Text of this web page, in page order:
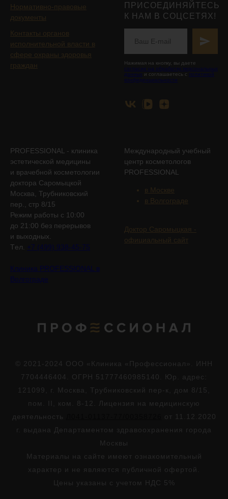
Нормативно-правовые
документы
Контакты органов
исполнительной власти в
сфере охраны здоровья
граждан
ПРИСОЕДИНЯЙТЕСЬ
К НАМ В СОЦСЕТЯХ!
Нажимая на кнопку, вы даете
согласие на обработку персональных
данных и соглашаетесь с политикой
конфиденциальности
PROFESSIONAL - клиника
эстетической медицины
и врачебной косметологии
доктора Саромыцкой
Москва, Трубниковский
пер., стр 8/15
Режим работы с 10:00
до 21:00 без перерывов
и выходных.
Tел. +7 (499) 938-45-75
Клиника PROFESSIONAL в
Волгограде
Международный учебный
центр косметологов
PROFESSIONAL
в Москве
в Волгограде
Доктор Саромыцкая -
официальный сайт
© 2021-2024 ООО «Клиника «Профессионал». ИНН
7704446404. ОГРН 51777460985140. Юр. адрес:
121099, г. Москва, Трубниковский пер-к, дом 8/15,
пом. II, ком. 8-12. Лицензия на медицинскую
деятельность
от 11.12.2020
г. выдана Департаментом здравоохранения города
Москвы
Материалы на сайте имеют ознакомительный
характер и не являются публичной офертой.
Цены указаны с учетом НДС 5%